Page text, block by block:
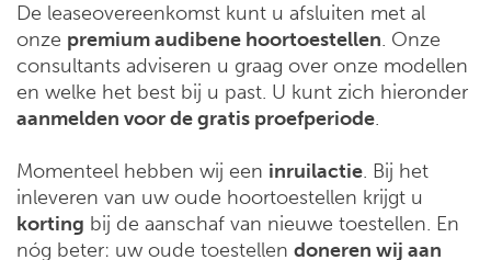
De leaseovereenkomst kunt u afsluiten met al
onze premium audibene hoortoestellen. Onze
consultants adviseren u graag over onze modellen
en welke het best bij u past. U kunt zich hieronder
aanmelden voor de gratis proefperiode.
Momenteel hebben wij een inruilactie. Bij het
inleveren van uw oude hoortoestellen krijgt u
korting bij de aanschaf van nieuwe toestellen. En
nóg beter: uw oude toestellen doneren wij aan